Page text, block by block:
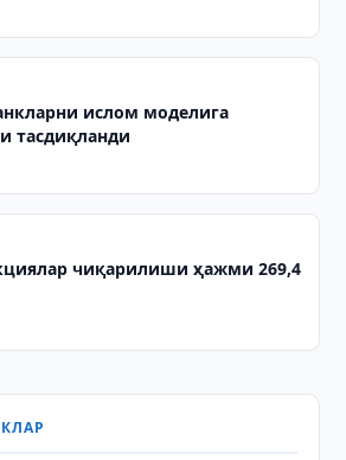
ислом моделига
тасдиқланди
чиқарилиши ҳажми 269,4